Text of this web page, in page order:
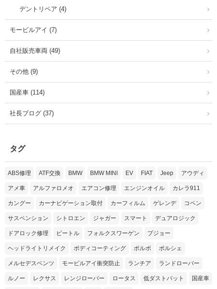
デントリペア (4)
モービルアイ (7)
自社販売車両 (49)
その他 (9)
国産車 (114)
社長ブログ (37)
タグ
ABS修理 ATF交換 BMW BMW MINI EV FIAT Jeep アウディ
アメ車 アルファロメオ エアコン修理 エンジンオイル カレラ911
カングー カーナビゲーション取付 カーフィルム ゲレンデ コペン
サスペンション シトロエン ジャガー スマート デュアロジック
ドアロック修理 ビートル フォルクスワーゲン プジョー
ヘッドライトリメイク ボディコーティング ボルボ ポルシェ
メルセデスベンツ モービルアイ衝突防止 ランチア ランドローバー
ルノー レクサス レンジローバー ロータス 低ダストパット 国産車